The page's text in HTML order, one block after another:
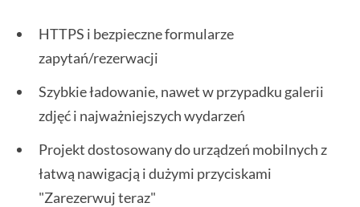
HTTPS i bezpieczne formularze
zapytań/rezerwacji
Szybkie ładowanie, nawet w przypadku galerii
zdjęć i najważniejszych wydarzeń
Projekt dostosowany do urządzeń mobilnych z
łatwą nawigacją i dużymi przyciskami
"Zarezerwuj teraz"